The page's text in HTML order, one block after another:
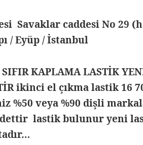
Savaklar caddesi No 29
/ Eyüp / İstanbul
KAPLAMA LASTİK
ikinci el çıkma lastik 16
%50 veya %90 dişli
lastik bulunur yeni